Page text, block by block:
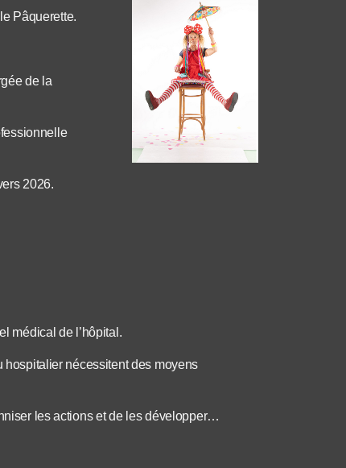
Pâquerette.
de la
2026.
médical de l’hôpital.
nécessitent des moyens
les actions et de les développer…